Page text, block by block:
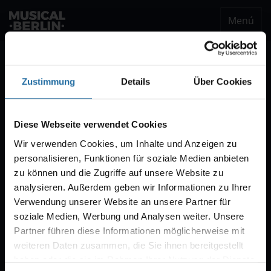
Zustimmung Details Über Cookies
Diese Webseite verwendet Cookies
Wir verwenden Cookies, um Inhalte und Anzeigen zu
personalisieren, Funktionen für soziale Medien anbieten
zu können und die Zugriffe auf unsere Website zu
analysieren. Außerdem geben wir Informationen zu Ihrer
Verwendung unserer Website an unsere Partner für
soziale Medien, Werbung und Analysen weiter. Unsere
Partner führen diese Informationen möglicherweise mit
weiteren Daten zusammen, die Sie ihnen bereitgestellt
haben oder die sie im Rahmen Ihrer Nutzung der Dienste
Menú
Estaremos encantados de enviarle un correo
entradas para "CABARET – Das Berlin-Musical".
Por regla general, la venta comienza con diez
semanas de antelación.